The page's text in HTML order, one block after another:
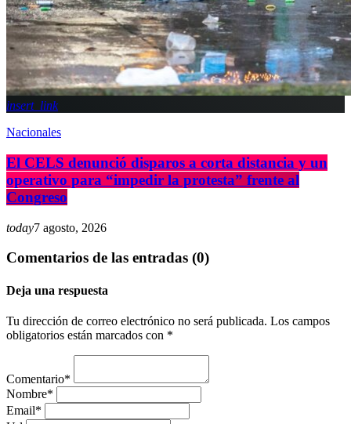
insert_link
Nacionales
El CELS denunció disparos a corta distancia y un
operativo para “impedir la protesta” frente al
Congreso
today7 agosto, 2026
Comentarios de las entradas (0)
Deja una respuesta
Tu dirección de correo electrónico no será publicada. Los campos
obligatorios están marcados con *
Comentario*
Nombre*
Email*